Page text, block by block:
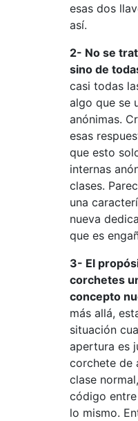
esas dos
así.
2- No se
sino de
casi todas
algo que se
anónimas.
esas
que esto
internas
clases.
una
nueva
que es
3- El
corchetes
concepto
más allá,
situación
apertura es
corchete de
clase
código
lo mismo.